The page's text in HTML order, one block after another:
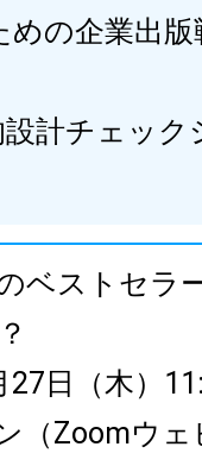
めの企業出
設計チェック
ベストセラ
日（木）
（Zoomウェ